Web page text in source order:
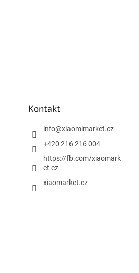
Kontakt
info@xiaomimarket.cz
+420 216 216 004
https://fb.com/xiaomark
et.cz
xiaomarket.cz